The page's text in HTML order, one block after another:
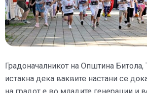
Градоначалникот на Општина
истакна дека ваквите настани се
на градот е во младите генерации и